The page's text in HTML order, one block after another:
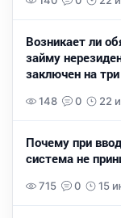
Возникает ли
займу
заключен на три
148 0 22
Почему при
система не
715 0 15